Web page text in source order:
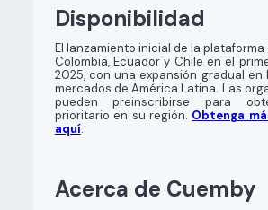
Disponibilidad
El lanzamiento inicial de la
Colombia, Ecuador y Chile en el
2025, con una expansión gradual en
mercados de América Latina. Las
pueden preinscribirse para
prioritario en su región. Obtenga
aquí.
Acerca de Cuemby